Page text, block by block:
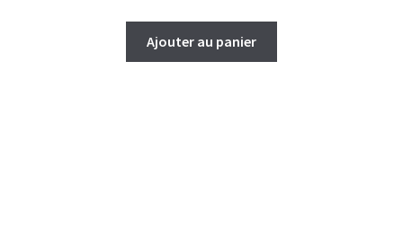
Ajouter au panier